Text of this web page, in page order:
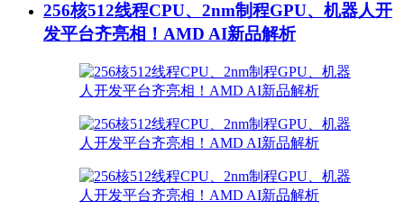
256核512线程CPU、2nm制程GPU、机器人开
发平台齐亮相！AMD AI新品解析